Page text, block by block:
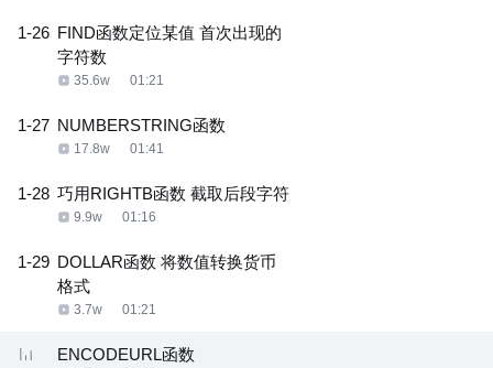
1-26 FIND函数定位某值 首次出现的
字符数
35.6w 01:21
1-27 NUMBERSTRING函数
17.8w 01:41
1-28 巧用RIGHTB函数 截取后段字符
9.9w 01:16
1-29 DOLLAR函数 将数值转换货币
格式
3.7w 01:21
ENCODEURL函数